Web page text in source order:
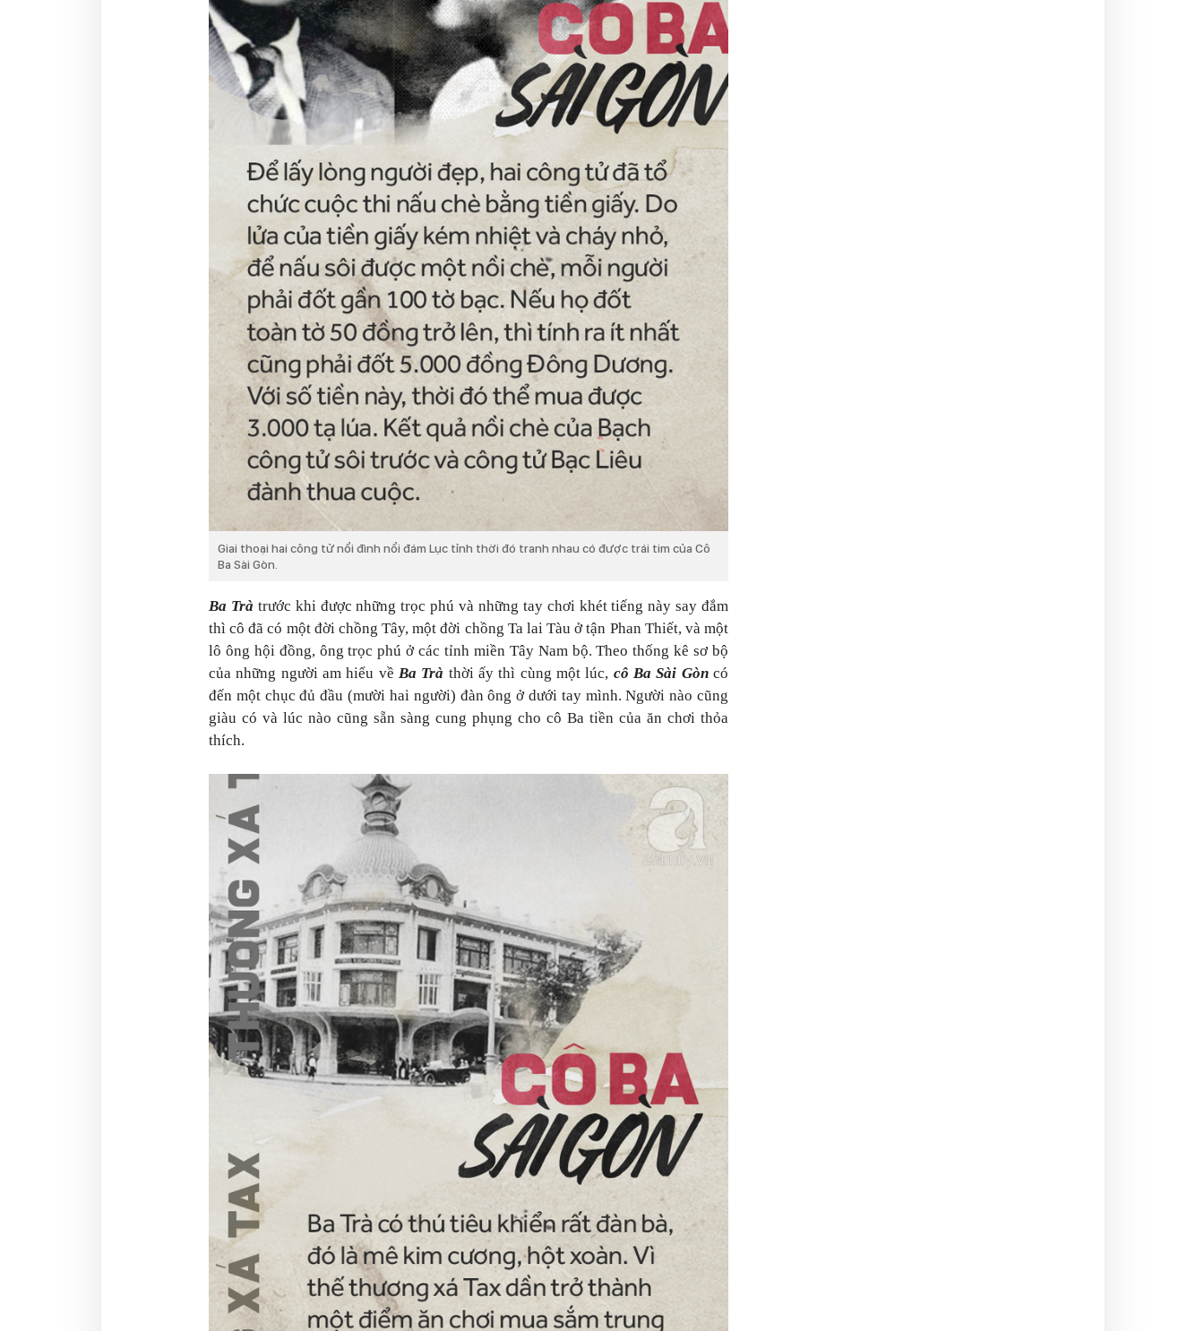
Giai thoại hai công tử nổi đình nổi đám Lục tỉnh thời đó tranh nhau có được trái tim của Cô
Ba Sài Gòn.
Ba Trà trước khi được những trọc phú và những tay chơi khét tiếng này say đắm
thì cô đã có một đời chồng Tây, một đời chồng Ta lai Tàu ở tận Phan Thiết, và một
lô ông hội đồng, ông trọc phú ở các tỉnh miền Tây Nam bộ. Theo thống kê sơ bộ
của những người am hiểu về Ba Trà thời ấy thì cùng một lúc, cô Ba Sài Gòncó
đến một chục đủ đầu (mười hai người) đàn ông ở dưới tay mình. Người nào cũng
giàu có và lúc nào cũng sẵn sàng cung phụng cho cô Ba tiền của ăn chơi thỏa
thích.